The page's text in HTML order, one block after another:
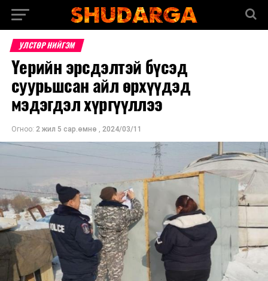
УЛСТӨР НИЙГЭМ
Үерийн эрсдэлтэй бүсэд
суурьшсан айл өрхүүдэд
мэдэгдэл хүргүүллээ
Огноо: 2 жил 5 сар.өмнө , 2024/03/11